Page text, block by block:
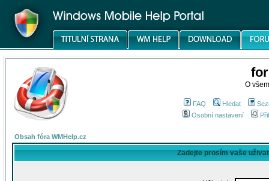
O
FAQ Hledat
Osobní nastavení
Obsah fóra WMHelp.cz
Zadejte prosím vaše